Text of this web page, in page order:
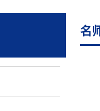
名